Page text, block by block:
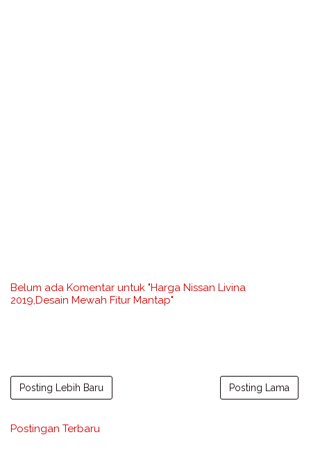
Belum ada Komentar untuk "Harga Nissan Livina
2019,Desain Mewah Fitur Mantap"
Posting Lebih Baru Posting Lama
Postingan Terbaru